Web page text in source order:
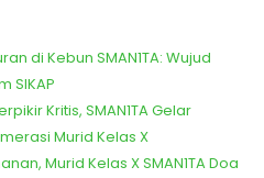
di Kebun SMAN1TA: Wujud
SIKAP
Kritis, SMAN1TA Gelar
Murid Kelas X
Murid Kelas X SMAN1TA Doa